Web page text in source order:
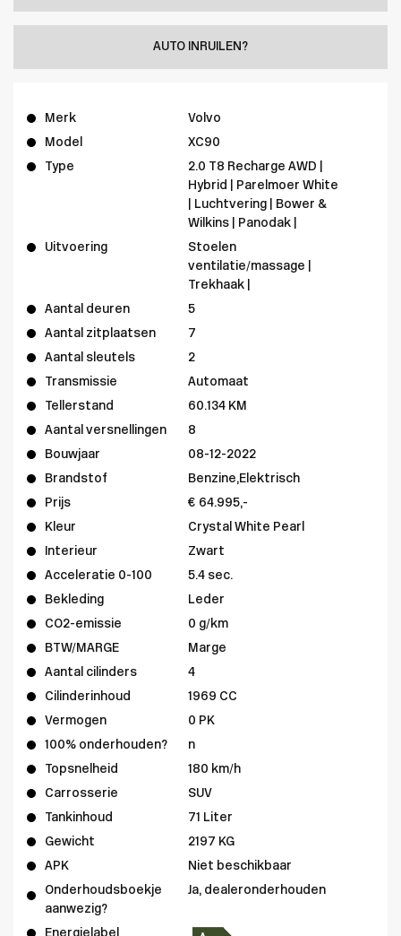
AUTO INRUILEN?
Merk
Volvo
Model
XC90
Type
2.0 T8 Recharge AWD |
Hybrid | Parelmoer White
| Luchtvering | Bower &
Wilkins | Panodak |
Uitvoering
Stoelen
ventilatie/massage |
Trekhaak |
Aantal deuren
5
Aantal zitplaatsen
7
Aantal sleutels
2
Transmissie
Automaat
Tellerstand
60.134 KM
Aantal versnellingen
8
Bouwjaar
08-12-2022
Brandstof
Benzine,Elektrisch
Prijs
€ 64.995,-
Kleur
Crystal White Pearl
Interieur
Zwart
Acceleratie 0-100
5.4 sec.
Bekleding
Leder
CO2-emissie
0 g/km
BTW/MARGE
Marge
Aantal cilinders
4
Cilinderinhoud
1969 CC
Vermogen
0 PK
100% onderhouden?
n
Topsnelheid
180 km/h
Carrosserie
SUV
Tankinhoud
71 Liter
Gewicht
2197 KG
APK
Niet beschikbaar
Onderhoudsboekje
aanwezig?
Ja, dealeronderhouden